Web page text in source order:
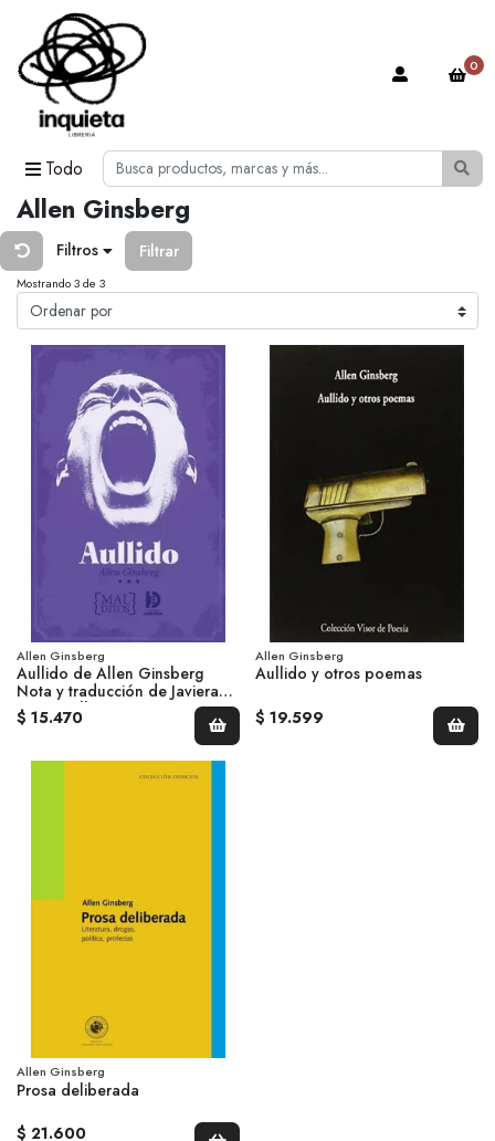
Todo
0
Allen Ginsberg
Filtros Filtrar
Mostrando 3 de 3
Allen Ginsberg
Aullido de Allen Ginsberg
Nota y traducción de Javiera
Huenchullán
$ 15.470
Allen Ginsberg
Aullido y otros poemas
$ 19.599
Allen Ginsberg
Prosa deliberada
$ 21.600